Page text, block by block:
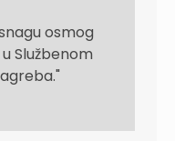
osmog
Službenom